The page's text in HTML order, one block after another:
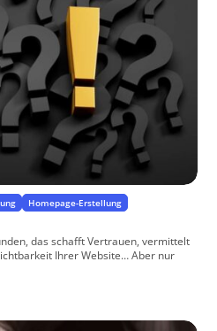
Homepage-Erstellung
das schafft Vertrauen, vermittelt
Ihrer Website… Aber nur